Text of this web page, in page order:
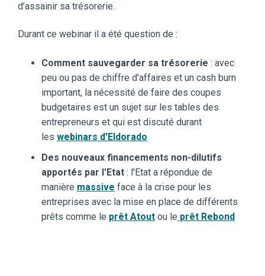
d’assainir sa trésorerie.
Durant ce webinar il a été question de :
Comment sauvegarder sa trésorerie : avec
peu ou pas de chiffre d'affaires et un cash burn
important, la nécessité de faire des coupes
budgetaires est un sujet sur les tables des
entrepreneurs et qui est discuté durant
les webinars d'Eldorado
Des nouveaux financements non-dilutifs
apportés par l'Etat : l'Etat a répondue de
manière massive face à la crise pour les
entreprises avec la mise en place de différents
prêts comme le prêt Atout ou le prêt Rebond